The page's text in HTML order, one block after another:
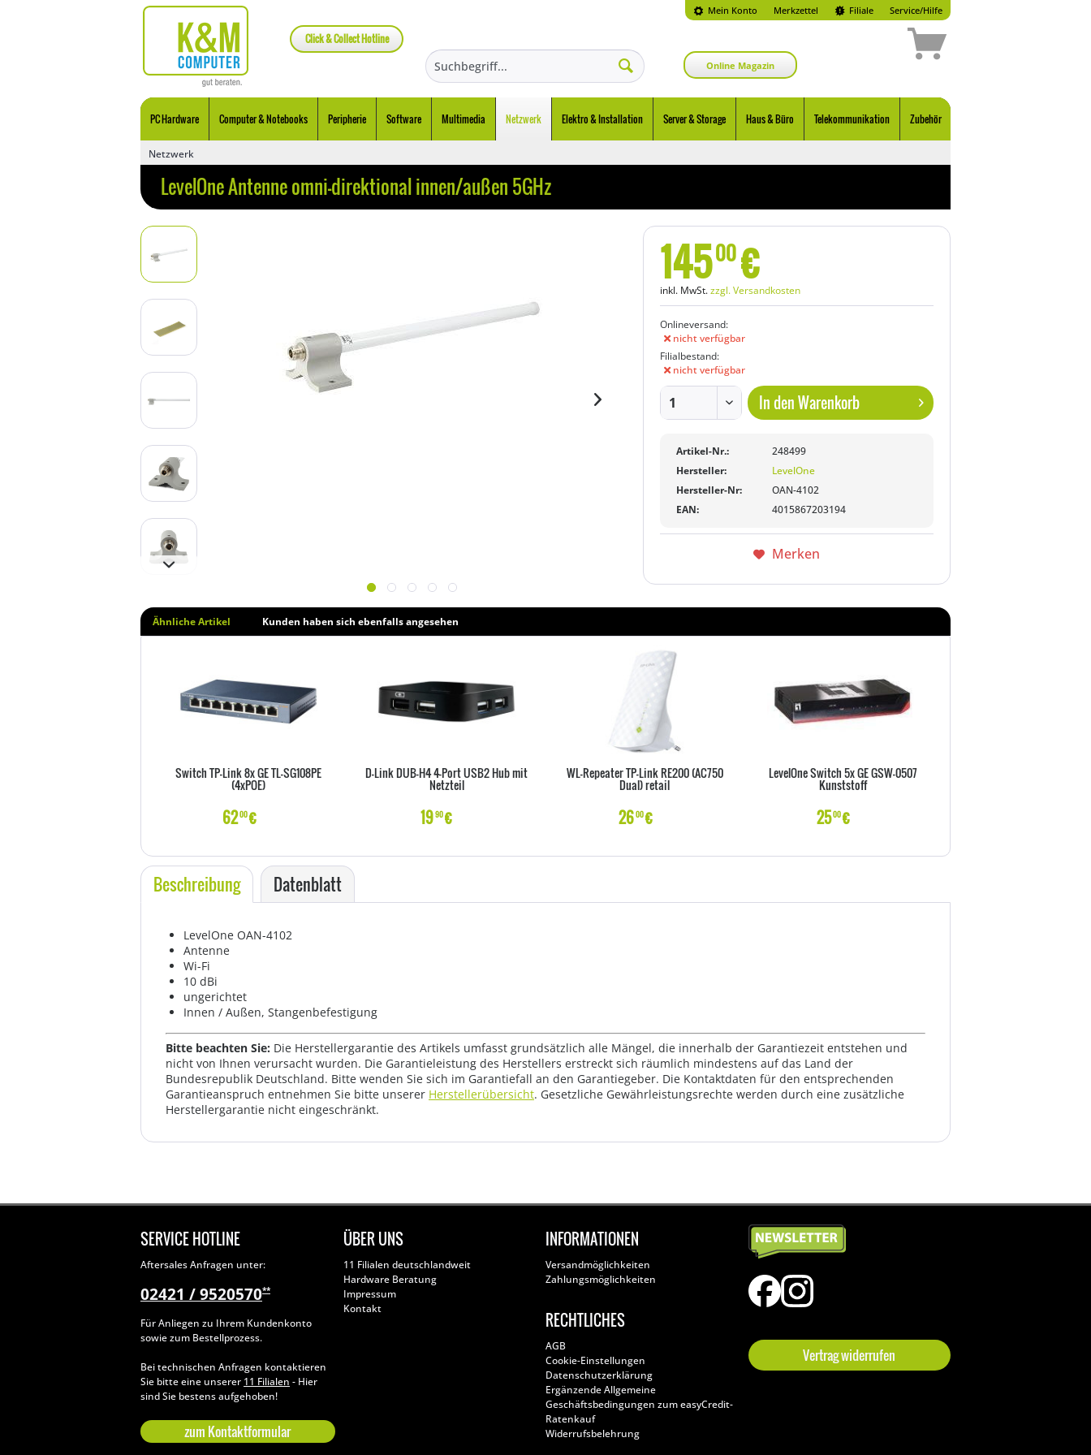
Mein Konto Merkzettel
Click & Collect Hotline
Filiale Service/Hilfe
Online Magazin
PC Hardware Computer & Notebooks Peripherie Software Multimedia Netzwerk Elektro & Installation Server & Storage Haus & Büro Telekommunikation Zubehör
Netzwerk
LevelOne Antenne omni-direktional innen/außen 5GHz
14500€
inkl. MwSt.zzgl. Versandkosten
Onlineversand:
nicht verfügbar
Filialbestand:
nicht verfügbar
In denWarenkorb
Artikel-Nr.:
248499
Hersteller:
LevelOne
Hersteller-Nr:
OAN-4102
EAN:
4015867203194
Merken
Ähnliche Artikel Kunden haben sich ebenfalls angesehen
Switch TP-Link 8x GE TL-SG108PE
(4xPOE)
6200€
D-Link DUB-H4 4-Port USB2 Hub mit
Netzteil
1990€
WL-Repeater TP-Link RE200 (AC750
Dual) retail
2600€
LevelOne Switch 5x GE GSW-0507
Kunststoff
2500€
Beschreibung Datenblatt
LevelOne OAN-4102
Antenne
Wi-Fi
10 dBi
ungerichtet
Innen / Außen, Stangenbefestigung
Bitte beachten Sie: Die Herstellergarantie des Artikels umfasst grundsätzlich alle Mängel, die innerhalb der Garantiezeit entstehen und
nicht von Ihnen verursacht wurden. Die Garantieleistung des Herstellers erstreckt sich räumlich mindestens auf das Land der
Bundesrepublik Deutschland. Bitte wenden Sie sich im Garantiefall an den Garantiegeber. Die Kontaktdaten für den entsprechenden
Garantieanspruch entnehmen Sie bitte unserer Herstellerübersicht. Gesetzliche Gewährleistungsrechte werden durch eine zusätzliche
Herstellergarantie nicht eingeschränkt.
SERVICE HOTLINE
Aftersales Anfragen unter:
02421 / 9520570**
Für Anliegen zu Ihrem Kundenkonto
sowie zum Bestellprozess.
Bei technischen Anfragen kontaktieren
Sie bitte eine unserer 11 Filialen - Hier
sind Sie bestens aufgehoben!
zum Kontaktformular
ÜBER UNS
11 Filialen deutschlandweit
Hardware Beratung
Impressum
Kontakt
INFORMATIONEN
Versandmöglichkeiten
Zahlungsmöglichkeiten
RECHTLICHES
AGB
Cookie-Einstellungen
Datenschutzerklärung
Ergänzende Allgemeine
Geschäftsbedingungen zum easyCredit-
Ratenkauf
Widerrufsbelehrung
Vertrag widerrufen